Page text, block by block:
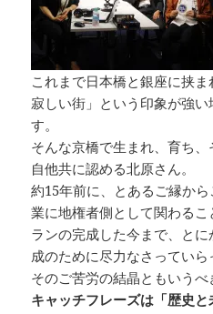
これまで日本橋と銀座に挟
寂しい街」という印象が強
す。
そんな京橋で生まれ、育ち
自他共に認める北原さん。
約15年前に、とあるご縁か
業に地権者側として関わる
ランの完成した今まで、と
成のために尽力なさっていら
そのご苦労の結晶ともいうべ
キャッチフレーズは「歴史と